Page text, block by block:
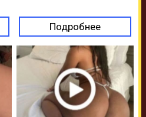
Подробнее